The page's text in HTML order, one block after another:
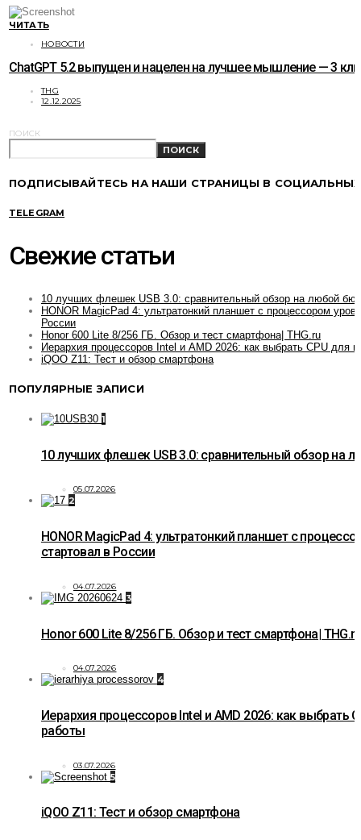
ЧИТАТЬ
НОВОСТИ
ChatGPT 5.2 выпущен и нацелен на лучшее мышление — 3
THG
12.12.2025
ПОИСК
ПОИСК
ПОДПИСЫВАЙТЕСЬ НА НАШИ СТРАНИЦЫ В СОЦИАЛЬНЫХ
TELEGRAM
Свежие статьи
10 лучших флешек USB 3.0: сравнительный обзор на любой
HONOR MagicPad 4: ультратонкий планшет с процессором
России
Honor 600 Lite 8/256 ГБ. Обзор и тест смартфона| THG.ru
Иерархия процессоров Intel и AMD 2026: как выбрать CPU для
iQOO Z11: Тест и обзор смартфона
ПОПУЛЯРНЫЕ ЗАПИСИ
1
10 лучших флешек USB 3.0: сравнительный обзор на
05.07.2026
2
HONOR MagicPad 4: ультратонкий планшет с
стартовал в России
04.07.2026
3
Honor 600 Lite 8/256 ГБ. Обзор и тест смартфона| THG.ru
04.07.2026
4
Иерархия процессоров Intel и AMD 2026: как выбрать
работы
03.07.2026
5
iQOO Z11: Тест и обзор смартфона